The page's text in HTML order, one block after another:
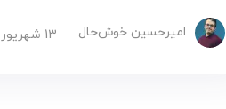
امیرحسین ‌خوش‌حال 13 شهریور 1402